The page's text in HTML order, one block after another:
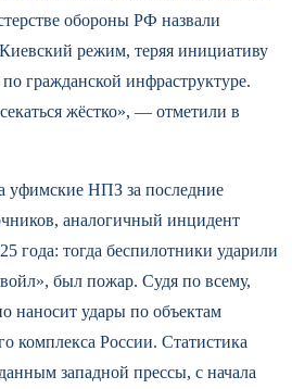
обороны РФ назвали
режим, теряя инициативу
гражданской инфраструктуре.
жёстко», — отметили в
уфимские НПЗ за последние
аналогичный инцидент
года: тогда беспилотники ударили
был пожар. Судя по всему,
наносит удары по объектам
комплекса России. Статистика
западной прессы, с начала